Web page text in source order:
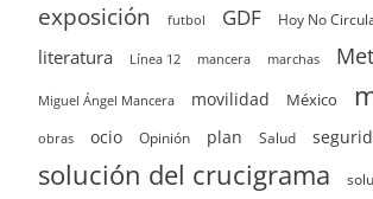
exposición futbol GDF Hoy No
literatura Línea 12 mancera marchas
Miguel Ángel Mancera movilidad México
obras ocio Opinión plan Salud
solución del crucigrama